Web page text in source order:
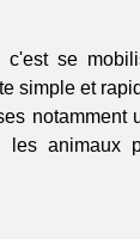
c'est se
simple et
notamment
animaux